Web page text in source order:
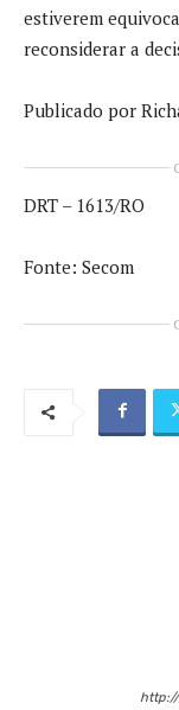
estiverem
reconsiderar a
Publicado por
DRT – 1613/RO
Fonte: Secom
http://